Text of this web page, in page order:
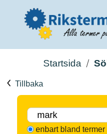
Startsida
Tillbaka
enbart bland termer